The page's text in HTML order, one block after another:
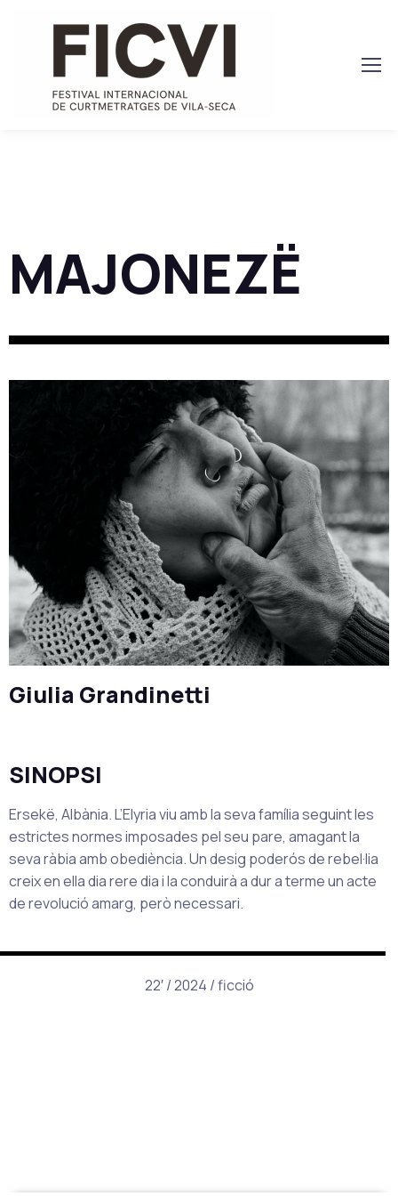
MAJONEZË
Giulia Grandinetti
SINOPSI
Ersekë, Albània. L’Elyria viu amb la seva família seguint les
estrictes normes imposades pel seu pare, amagant la
seva ràbia amb obediència. Un desig poderós de rebel·lia
creix en ella dia rere dia i la conduirà a dur a terme un acte
de revolució amarg, però necessari.
22′ / 2024 / ficció